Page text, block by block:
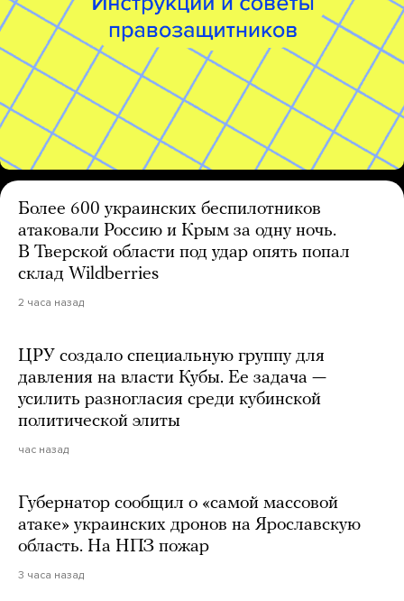
Более 600 украинских беспилотников
атаковали Россию и Крым за одну ночь.
В Тверской области под удар опять попал
склад Wildberries
2 часа назад
ЦРУ создало специальную группу для
давления на власти Кубы. Ее задача —
усилить разногласия среди кубинской
политической элиты
час назад
Губернатор сообщил о «самой массовой
атаке» украинских дронов на Ярославскую
область. На НПЗ пожар
3 часа назад